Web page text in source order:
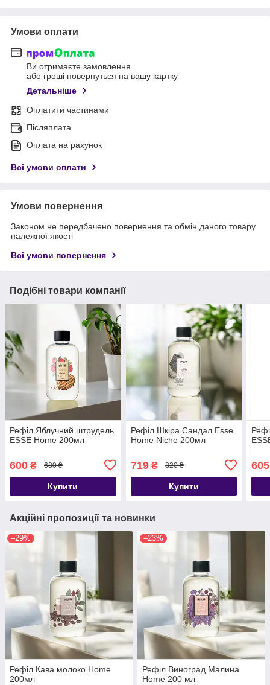
Умови оплати
Ви отримаєте замовлення
або гроші повернуться на вашу картку
Детальніше
Оплатити частинами
Післяплата
Оплата на рахунок
Всі умови оплати
Умови повернення
Законом не передбачено повернення та обмін даного товару
належної якості
Всі умови повернення
Подібні товари компанії
Рефіл Яблучний штрудель
ESSE Home 200мл
600 ₴ 680 ₴
Купити
Рефіл Шкіра Сандал Esse
Home Niche 200мл
719₴ 820 ₴
Купити
605
Акційні пропозиції та новинки
–29%
Рефіл Кава молоко Home
200мл
–23%
Рефіл Виноград Малина
Home 200 мл